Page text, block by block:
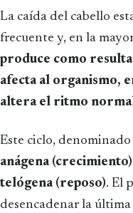
La caída del cabello
frecuente y, en la
produce como
afecta al organismo,
altera el ritmo
Este ciclo, denominado
anágena
telógena (reposo). El
desencadenar la última